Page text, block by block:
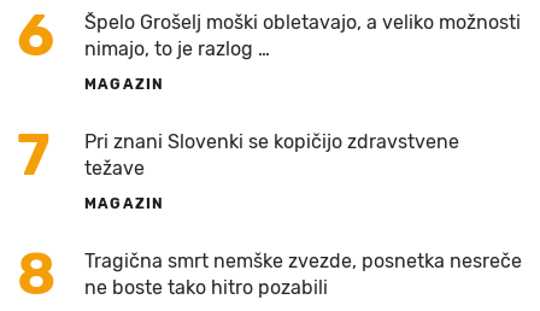
6
Špelo Grošelj moški obletavajo, a veliko možnosti
nimajo, to je razlog …
MAGAZIN
7
Pri znani Slovenki se kopičijo zdravstvene
težave
MAGAZIN
8
Tragična smrt nemške zvezde, posnetka nesreče
ne boste tako hitro pozabili